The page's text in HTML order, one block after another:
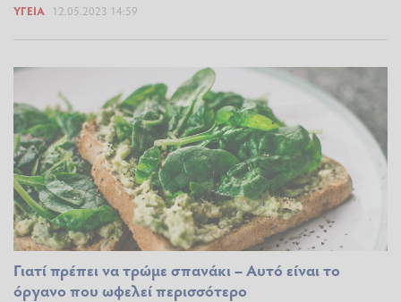
ΥΓΕΊΑ 12.05.2023 14:59
Γιατί πρέπει να τρώμε σπανάκι – Αυτό είναι το
όργανο που ωφελεί περισσότερο